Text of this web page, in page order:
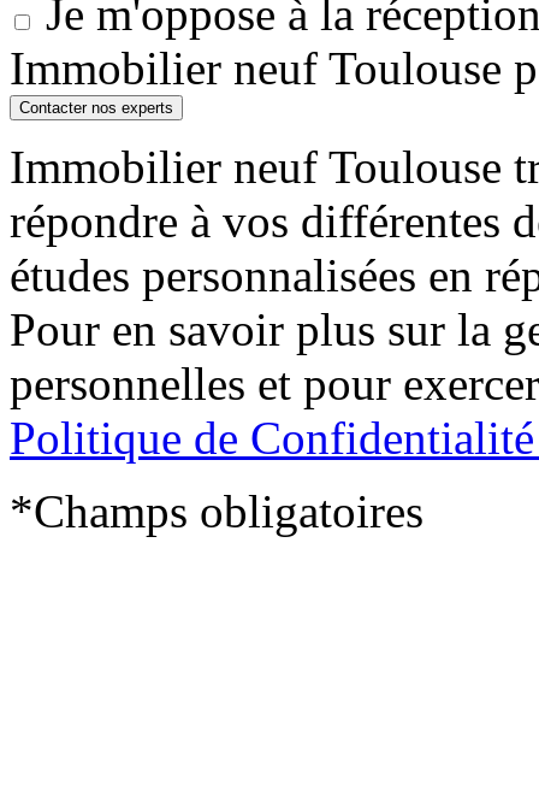
Je m'oppose à la
Immobilier neuf Toulouse
Contacter nos experts
Immobilier neuf Toulouse
répondre à vos différentes
études personnalisées en
Pour en savoir plus sur la
personnelles et pour
Politique de Confidentialité
*Champs obligatoires